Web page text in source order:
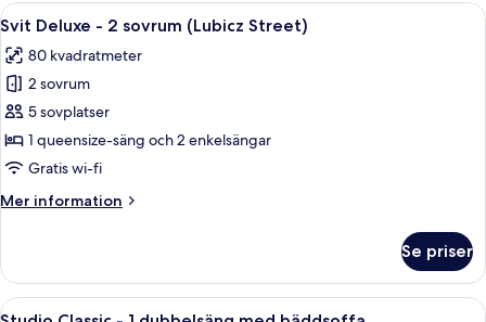
1
(Lubicz
Street)
Öppna
alla
foton
för
Svit
Deluxe
-
sovrum
Ett modernt vardagsrum med en
17
Svit Deluxe - 2 sovrum (Lubicz Street)
80 kvadratmeter
2 sovrum
5 sovplatser
1 queensize-säng och 2 enkelsängar
Gratis wi-fi
Mer information
Mer
Deluxe
2
Se priser
Öppna
Ett hotellrum med en säng, ett
19